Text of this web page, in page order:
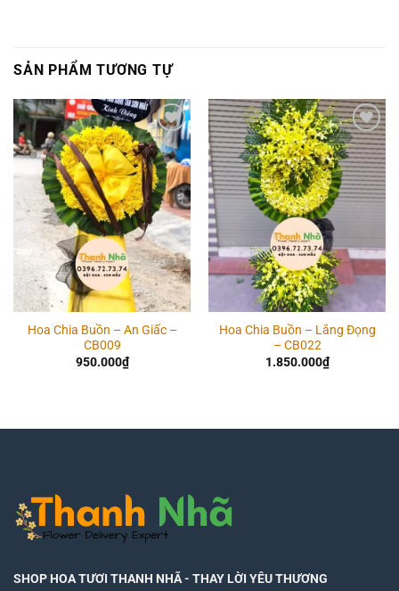
SẢN PHẨM TƯƠNG TỰ
Add to
wishlist
Hoa Chia Buồn – An Giấc –
CB009
950.000₫
Add to
wishlist
Hoa Chia Buồn – Lắng Đọng
– CB022
1.850.000₫
SHOP HOA TƯƠI THANH NHÃ- THAY LỜI YÊU THƯƠNG